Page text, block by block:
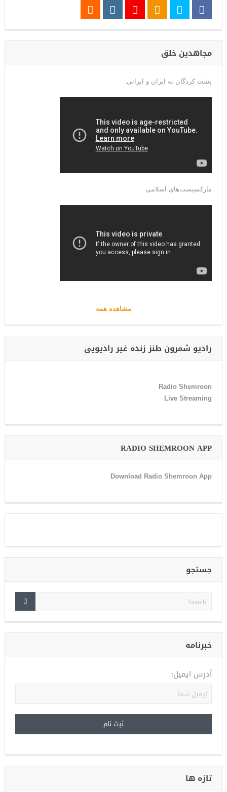
مجاهدین خلق
پشت کردگان به ایران و ایرانی.
مارکسیست‌های اسلامی
مشاهده همه
رادیو شمرون طنز زنده غیر رادیویی
Radio Shemroon
Live Streaming
RADIO SHEMROON APP
Download Radio Shemroon App
جستجو
خبرنامه
آدرس ایمیل:
تازه ها